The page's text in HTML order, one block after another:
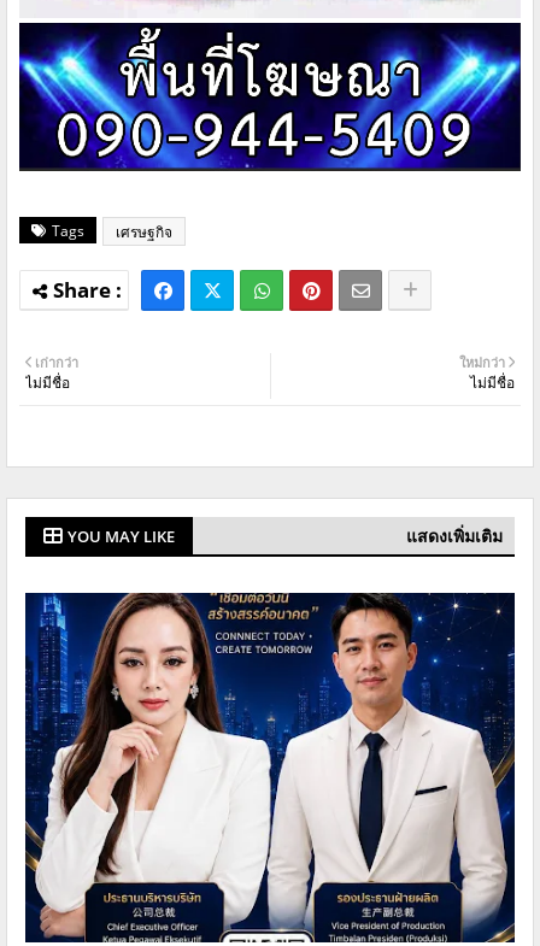
Tags เศรษฐกิจ
ใหม่กว่า
ไม่มีชื่อ
เก่ากว่า
ไม่มีชื่อ
YOU MAY LIKE แสดงเพิ่มเติม